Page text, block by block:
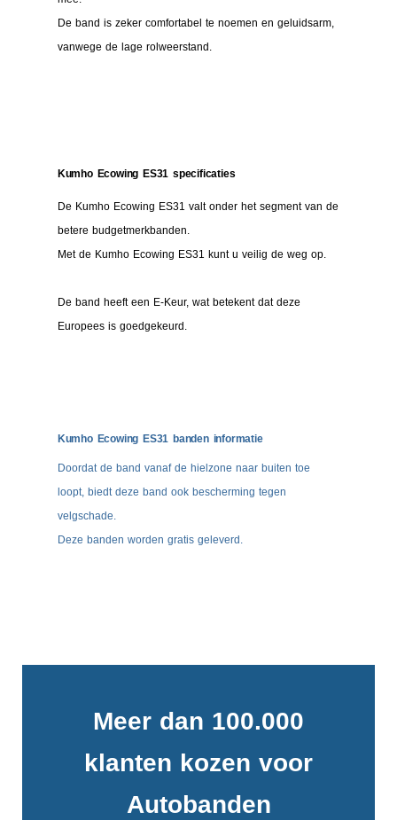
De band is zeker comfortabel te noemen en geluidsarm,
vanwege de lage rolweerstand.
Kumho Ecowing ES31 specificaties
De Kumho Ecowing ES31 valt onder het segment van de
betere budgetmerkbanden.
Met de Kumho Ecowing ES31 kunt u veilig de weg op.
De band heeft een E-Keur, wat betekent dat deze
Europees is goedgekeurd.
Kumho Ecowing ES31 banden informatie
Doordat de band vanaf de hielzone naar buiten toe
loopt, biedt deze band ook bescherming tegen
velgschade.
Deze banden worden gratis geleverd.
Meer dan 100.000
klanten kozen voor
Autobanden